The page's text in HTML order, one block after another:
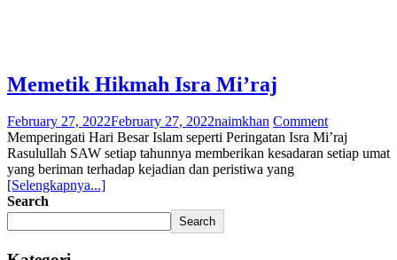
Memetik Hikmah Isra Mi’raj
February 27, 2022February 27, 2022naimkhan Comment
Memperingati Hari Besar Islam seperti Peringatan Isra Mi’raj
Rasulullah SAW setiap tahunnya memberikan kesadaran setiap umat
yang beriman terhadap kejadian dan peristiwa yang
[Selengkapnya...]
Search
Search